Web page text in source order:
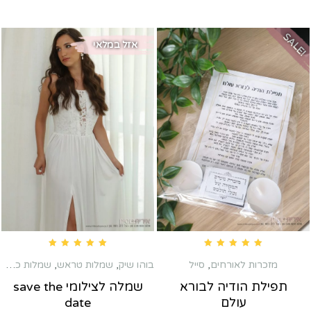
SALE!
מזכרות לאורחים, סייל
תפילת הודיה לבורא
עולם
אזל במלאי
בוהו שיק, שמלות טראש, שמלות כלה שניה
שמלה לצילומי save the
date